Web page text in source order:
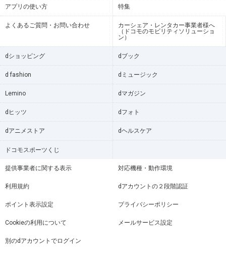
アプリの使い方 特集
よくあるご質問・お問い合わせ
カーシェア・レンタカー事業者様へ
（ドコモのモビリティソリューショ
ン）
dショッピング dブック
d fashion dミュージック
Lemino dマガジン
dヒッツ dフォト
dアニメストア dヘルスケア
ドコモスポーツくじ
提供事業者に関する表示 対応機種・動作環境
利用規約 dアカウントの２段階認証
ポイント表示設定 プライバシーポリシー
Cookieの利用について メールサービス設定
別のdアカウントでログイン